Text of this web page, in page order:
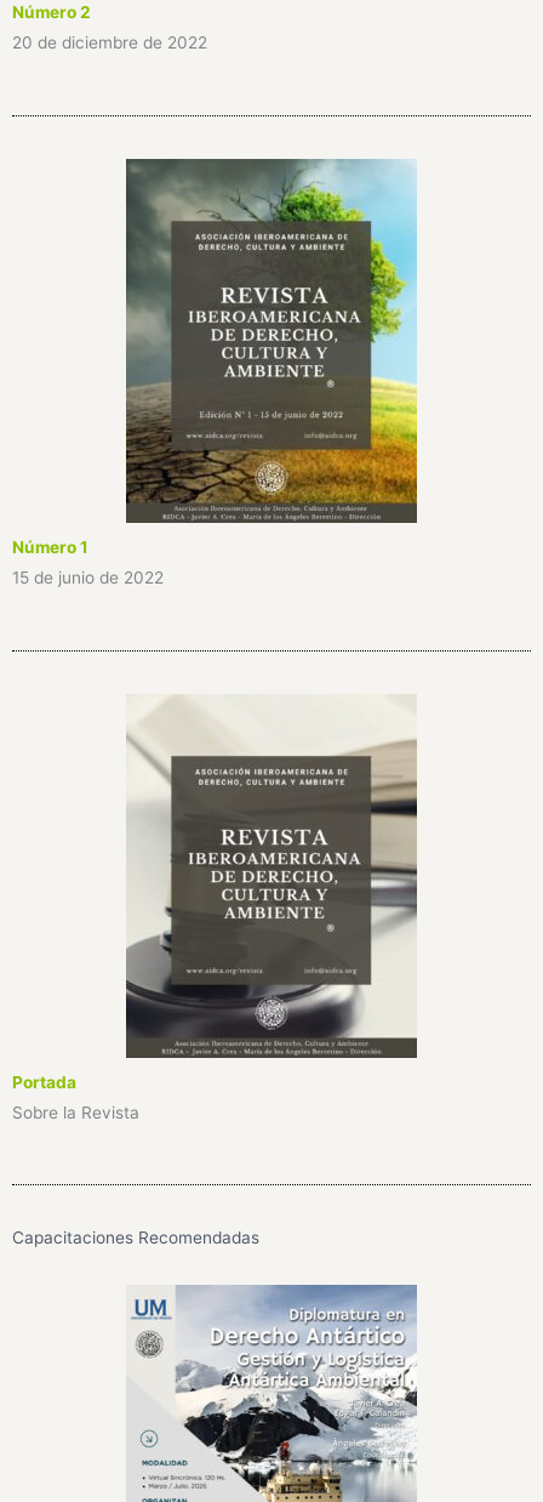
Número 2
20 de diciembre de 2022
Número 1
15 de junio de 2022
Portada
Sobre la Revista
Capacitaciones Recomendadas